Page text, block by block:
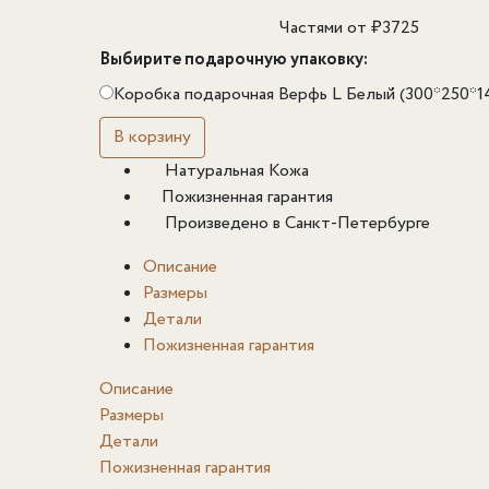
Частями от ₽3725
Выбирите подарочную упаковку:
Коробка подарочная Верфь L Белый
В корзину
Натуральная Кожа
Пожизненная гарантия
Произведено в Санкт-Петербурге
Описание
Размеры
Детали
Пожизненная гарантия
Описание
Размеры
Детали
Пожизненная гарантия